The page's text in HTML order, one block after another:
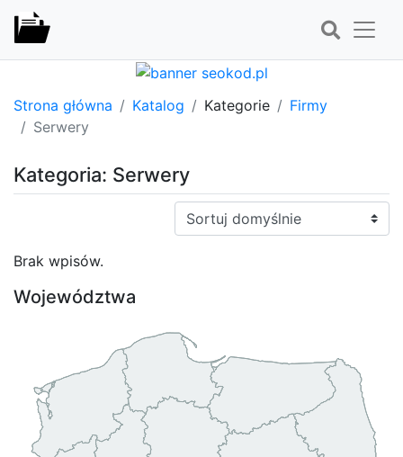
Strona główna Katalog Kategorie
Firmy
Serwery
Kategoria: Serwery
Sortuj:
Brak wpisów.
Województwa